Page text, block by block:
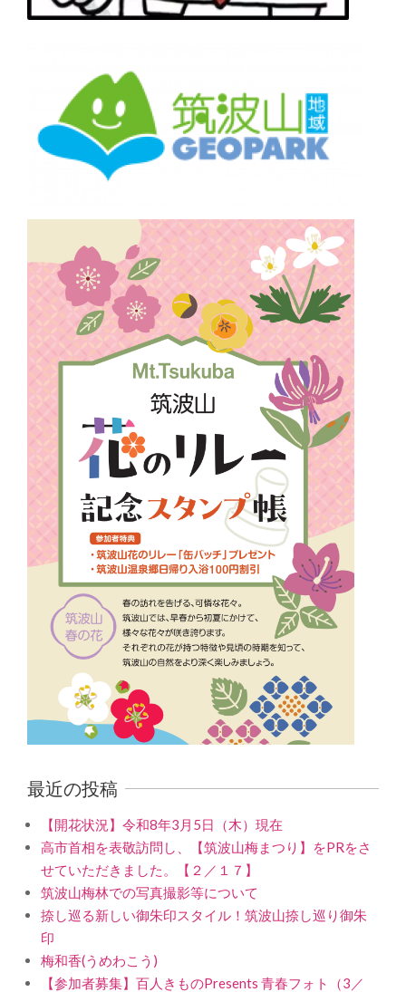
最近の投稿
【開花状況】令和8年3月5日（木）現在
高市首相を表敬訪問し、【筑波山梅まつり】をPRをさ
せていただきました。【２／１７】
筑波山梅林での写真撮影等について
捺し巡る新しい御朱印スタイル！筑波山捺し巡り御朱
印
梅和香(うめわこう)
【参加者募集】百人きものPresents 青春フォト（3／